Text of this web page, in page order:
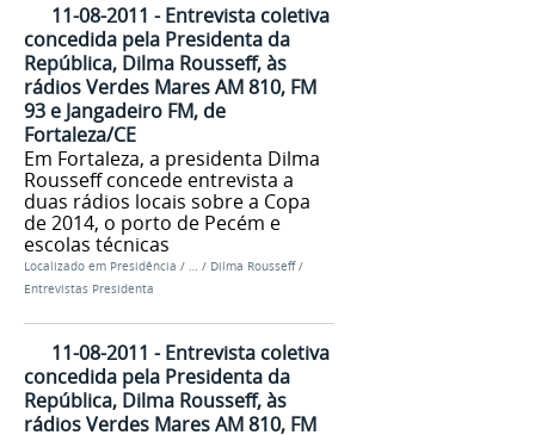
11-08-2011 - Entrevista coletiva
concedida pela Presidenta da
República, Dilma Rousseff, às
rádios Verdes Mares AM 810, FM
93 e Jangadeiro FM, de
Fortaleza/CE
Em Fortaleza, a presidenta Dilma
Rousseff concede entrevista a
duas rádios locais sobre a Copa
de 2014, o porto de Pecém e
escolas técnicas
Localizado em Presidência / … / Dilma Rousseff /
Entrevistas Presidenta
11-08-2011 - Entrevista coletiva
concedida pela Presidenta da
República, Dilma Rousseff, às
rádios Verdes Mares AM 810, FM